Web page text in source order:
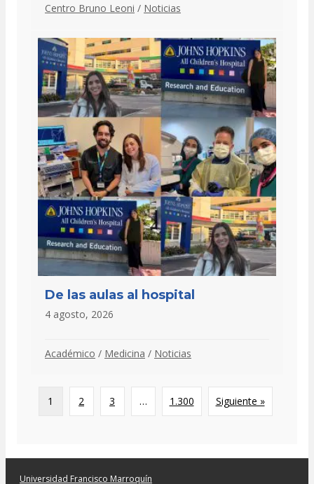
Centro Bruno Leoni / Noticias
De las aulas al hospital
4 agosto, 2026
Académico / Medicina / Noticias
1 2 3 … 1.300 Siguiente »
Universidad Francisco Marroquín